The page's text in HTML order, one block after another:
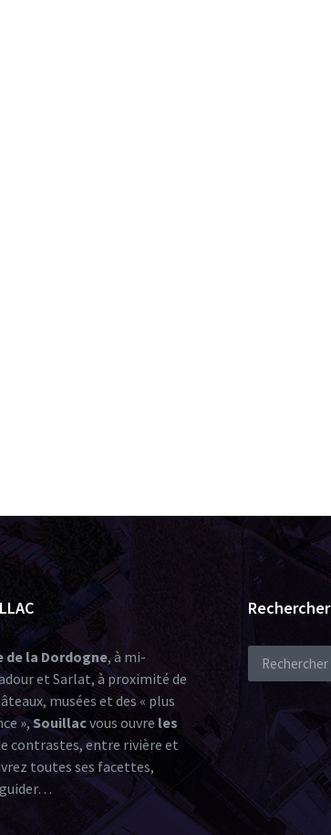
de la Dordogne, à mi-
et Sarlat, à proximité de
musées et des « plus
»,Souillacvous ouvre les
contrastes, entre rivière et
toutes ses facettes,
guider…
Rechercher